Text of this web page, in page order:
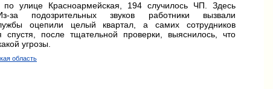
улице Красноармейская, 194 случилось ЧП. Здесь
подозрительных звуков работники вызвали
оцепили целый квартал, а самих сотрудников
после тщательной проверки, выяснилось, что
угрозы.
область